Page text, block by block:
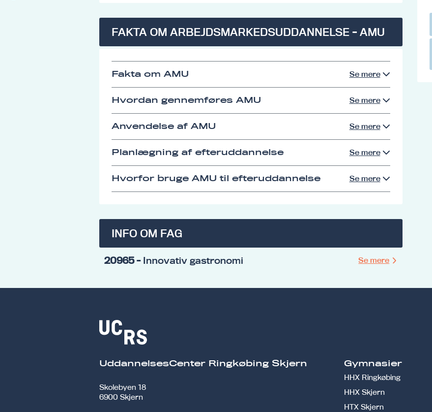
FAKTA OM ARBEJDSMARKEDSUDDANNELSE - AMU
Fakta om AMU Se mere
Hvordan gennemføres AMU Se mere
Anvendelse af AMU Se mere
Planlægning af efteruddannelse Se mere
Hvorfor bruge AMU til efteruddannelse Se mere
INFO OM FAG
20965- Innovativ gastronomi Se mere
UddannelsesCenter Ringkøbing Skjern
Skolebyen 18
6900 Skjern
Gymnasier
HHX Ringkøbing
HHX Skjern
HTX Skjern